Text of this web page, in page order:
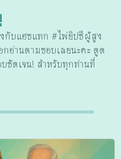
กับแฮชแทก #ไพ่ยิปซีผู้สูง
อ่านตามชอบเลยนะคะ ดูด
ชัดเจน! สำหรับทุกท่านที่